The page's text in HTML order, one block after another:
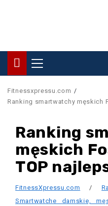
Primary
Menu
Fitnessxpressu.com
Ranking smartwatchy męskich
Ranking
męskich
TOP
FitnessXpressu.com /
Smartwatche damskie,